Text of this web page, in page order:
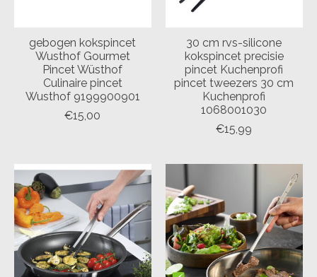
gebogen kokspincet
Wusthof Gourmet
Pincet Wüsthof
Culinaire pincet
Wusthof 9199900901
€15,00
30 cm rvs-silicone
kokspincet precisie
pincet Kuchenprofi
pincet tweezers 30 cm
Kuchenprofi
1068001030
€15,99